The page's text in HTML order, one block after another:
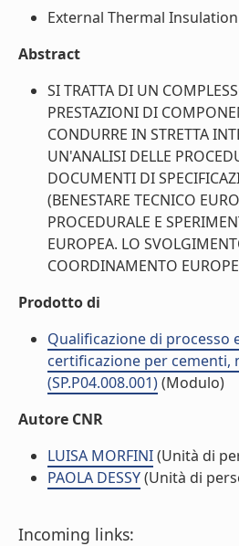
External Thermal Insulation
Abstract
SI TRATTA DI UN
PRESTAZIONI DI
CONDURRE IN STRETTA
UN'ANALISI DELLE
DOCUMENTI DI
(BENESTARE TECNICO
PROCEDURALE E
EUROPEA. LO
COORDINAMENTO
Prodotto di
Qualificazione di
certificazione per cementi,
(SP.P04.008.001)(Modulo)
Autore CNR
LUISA MORFINI(Unità di
PAOLA DESSY(Unità di
Incoming links: